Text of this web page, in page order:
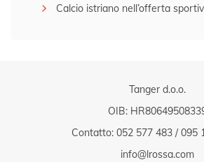
Calcio istriano nell’offerta
Tanger d.o.o.
OIB:
Contatto: 052 577 483 /095
info@lrossa.com